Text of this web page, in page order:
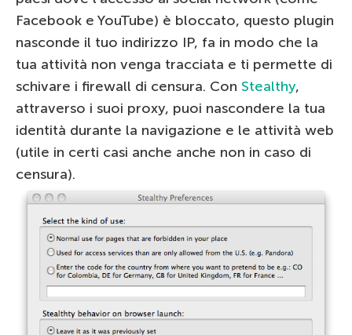
Facebook e YouTube) è bloccato, questo plugin
nasconde il tuo indirizzo IP, fa in modo che la
tua attività non venga tracciata e ti permette di
schivare i firewall di censura. Con Stealthy,
attraverso i suoi proxy, puoi nascondere la tua
identità durante la navigazione e le attività web
(utile in certi casi anche anche non in caso di
censura).